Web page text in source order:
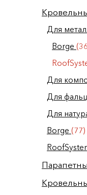
Для
Borge
Для
Для
Для
Borge (77)